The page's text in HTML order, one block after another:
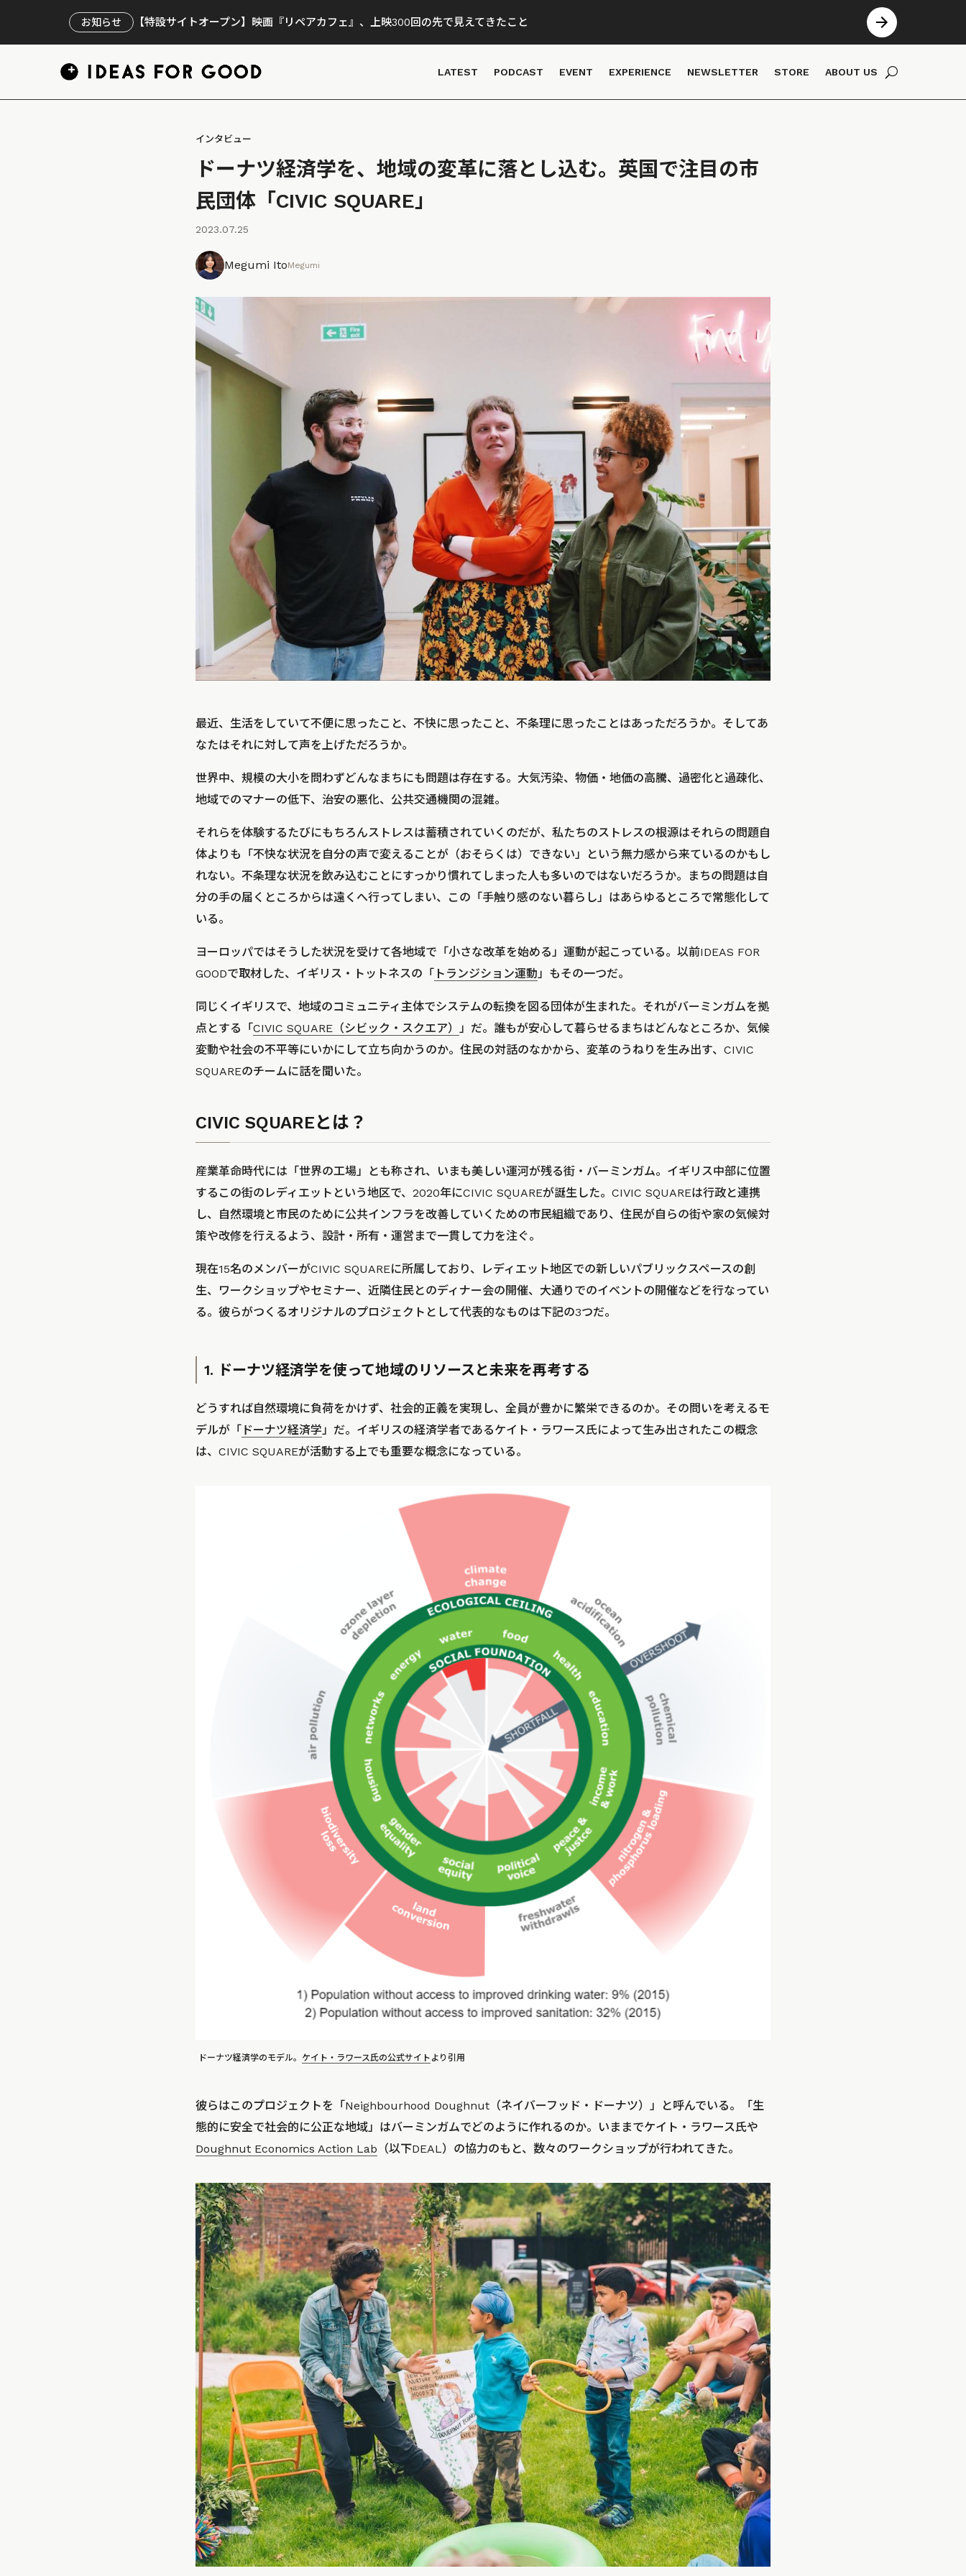
お知らせ 【特設サイトオープン】映画『リペアカフェ』、上映300回の先で見えてきたこと
LATEST PODCAST EVENT EXPERIENCE NEWSLETTER STORE ABOUT US
インタビュー
ドーナツ経済学を、地域の変革に落とし込む。英国で注目の市
民団体「CIVIC SQUARE」
2023.07.25
Megumi ItoMegumi
最近、生活をしていて不便に思ったこと、不快に思ったこと、不条理に思ったことはあっただろうか。そしてあ
なたはそれに対して声を上げただろうか。
世界中、規模の大小を問わずどんなまちにも問題は存在する。大気汚染、物価・地価の高騰、過密化と過疎化、
地域でのマナーの低下、治安の悪化、公共交通機関の混雑。
それらを体験するたびにもちろんストレスは蓄積されていくのだが、私たちのストレスの根源はそれらの問題自
体よりも「不快な状況を自分の声で変えることが（おそらくは）できない」という無力感から来ているのかもし
れない。不条理な状況を飲み込むことにすっかり慣れてしまった人も多いのではないだろうか。まちの問題は自
分の手の届くところからは遠くへ行ってしまい、この「手触り感のない暮らし」はあらゆるところで常態化して
いる。
ヨーロッパではそうした状況を受けて各地域で「小さな改革を始める」運動が起こっている。以前IDEAS FOR
GOODで取材した、イギリス・トットネスの「 トランジション運動」もその一つだ。
同じくイギリスで、地域のコミュニティ主体でシステムの転換を図る団体が生まれた。それがバーミンガムを拠
点とする「CIVIC SQUARE（シビック・スクエア） 」だ。誰もが安心して暮らせるまちはどんなところか、気候
変動や社会の不平等にいかにして立ち向かうのか。住民の対話のなかから、変革のうねりを生み出す、CIVIC
SQUAREのチームに話を聞いた。
CIVIC SQUAREとは？
産業革命時代には「世界の工場」とも称され、いまも美しい運河が残る街・バーミンガム。イギリス中部に位置
するこの街のレディエットという地区で、2020年にCIVIC SQUAREが誕生した。CIVIC SQUAREは行政と連携
し、自然環境と市民のために公共インフラを改善していくための市民組織であり、住民が自らの街や家の気候対
策や改修を行えるよう、設計・所有・運営まで一貫して力を注ぐ。
現在15名のメンバーがCIVIC SQUAREに所属しており、レディエット地区での新しいパブリックスペースの創
生、ワークショップやセミナー、近隣住民とのディナー会の開催、大通りでのイベントの開催などを行なってい
る。彼らがつくるオリジナルのプロジェクトとして代表的なものは下記の3つだ。
1. ドーナツ経済学を使って地域のリソースと未来を再考する
どうすれば自然環境に負荷をかけず、社会的正義を実現し、全員が豊かに繁栄できるのか。その問いを考えるモ
デルが「 ドーナツ経済学」だ。イギリスの経済学者であるケイト・ラワース氏によって生み出されたこの概念
は、CIVIC SQUAREが活動する上でも重要な概念になっている。
ドーナツ経済学のモデル。 ケイト・ラワース氏の公式サイト より引用
彼らはこのプロジェクトを「Neighbourhood Doughnut（ネイバーフッド・ドーナツ）」と呼んでいる。「生
態的に安全で社会的に公正な地域」はバーミンガムでどのように作れるのか。いままでケイト・ラワース氏や
Doughnut Economics Action Lab （以下DEAL）の協力のもと、数々のワークショップが行われてきた。